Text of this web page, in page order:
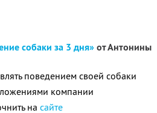
собаки за 3 дня»от Антонины
поведением своей собаки
компании
на сайте